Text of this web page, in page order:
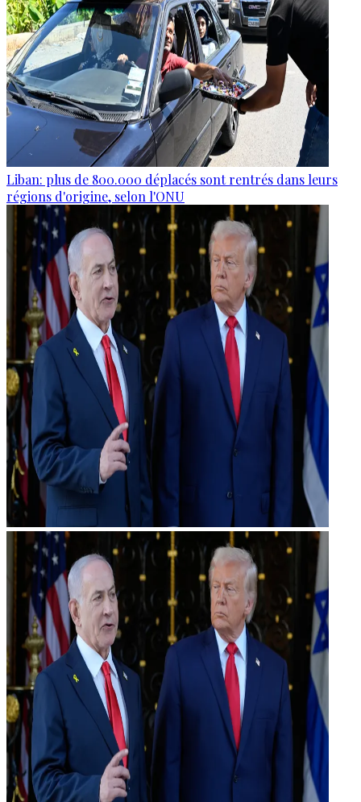
Liban: plus de 800.000 déplacés sont rentrés dans leurs
régions d'origine, selon l'ONU